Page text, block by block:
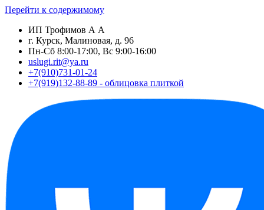
Перейти к содержимому
ИП Трофимов А А
г. Курск, Малиновая, д. 96
Пн-Сб 8:00-17:00, Вс 9:00-16:00
uslugi.rit@ya.ru
+7(910)731-01-24
+7(919)132-88-89 - облицовка плиткой